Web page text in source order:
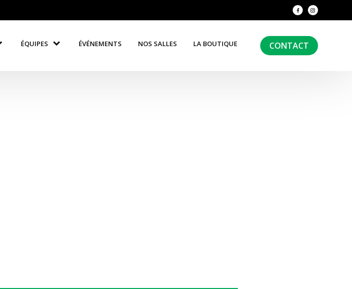
ÉQUIPES ÉVÉNEMENTS NOS SALLES LA BOUTIQUE CONTACT